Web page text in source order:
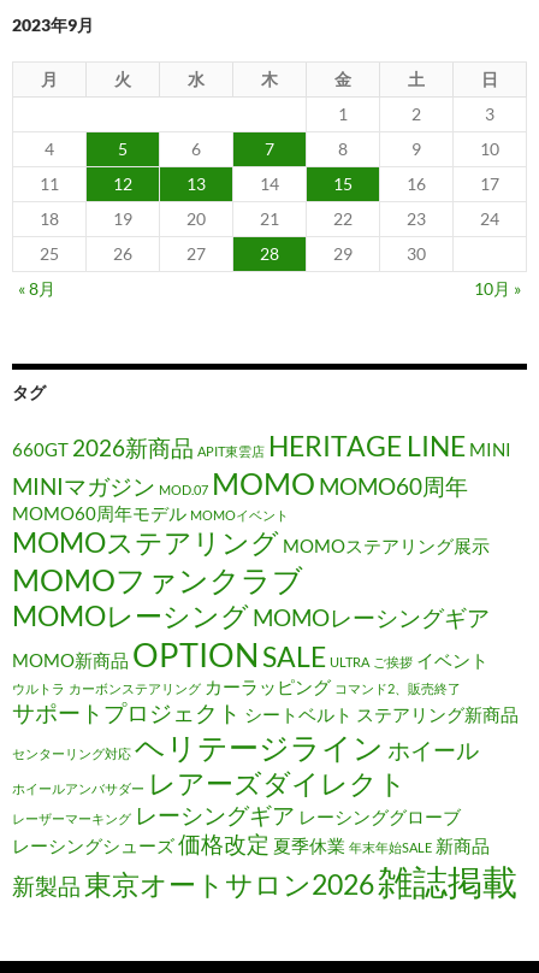
2023年9月
月 火 水 木 金 土
日
1
2
3
4
5 6 7 8 9
10
11
12 13 14 15 16
17
18
19 20 21 22 23
24
25
26 27 28 29
30
« 8月
10月 »
タグ
660GT 2026新商品 APIT東雲店 HERITAGE LINE MINI
MINIマガジン MOD.07 MOMO MOMO60周年
MOMO60周年モデル MOMOイベント
MOMOステアリング MOMOステアリング展示
MOMOファンクラブ
MOMOレーシングMOMOレーシングギア
MOMO新商品 OPTION SALE ULTRA ご挨拶 イベント
ウルトラ カーボンステアリング カーラッピング コマンド2、販売終了
サポートプロジェクト シートベルト ステアリング新商品
センターリング対応 ヘリテージライン ホイール
ホイールアンバサダー レアーズダイレクト
レーザーマーキング レーシングギア レーシンググローブ
レーシングシューズ価格改定 夏季休業 年末年始SALE 新商品
新製品 東京オートサロン2026雑誌掲載